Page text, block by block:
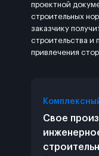
проектной
строительных
заказчику
строительства и
привлечения
Свое